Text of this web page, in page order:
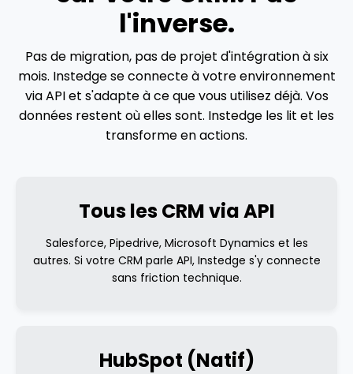
l'inverse.
Pas de migration, pas de projet d'intégration à six
mois. Instedge se connecte à votre environnement
via API et s'adapte à ce que vous utilisez déjà. Vos
données restent où elles sont. Instedge les lit et les
transforme en actions.
Tous les CRM via API
Salesforce, Pipedrive, Microsoft Dynamics et les
autres. Si votre CRM parle API, Instedge s'y connecte
sans friction technique.
HubSpot (Natif)